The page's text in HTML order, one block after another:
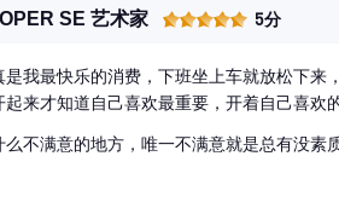
效能电动机，零排放的绿色动力不仅响应
仅是一辆车，它还是你的智能出行伙伴。
开启空调，让每一次出行都更加从容不迫
辆自带的能量回收系统，最大化续航里程
式，更是对环境保护的一份承诺。随着全
SE 艺术家 5分
是我最快乐的消费，下班坐上车就放松下
来才知道自己喜欢最重要，开着自己喜欢
么不满意的地方，唯一不满意就是总有没